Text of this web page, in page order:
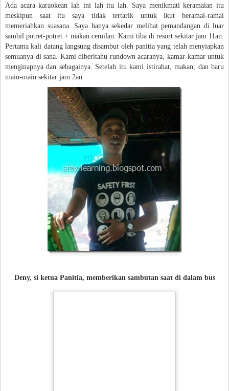
Ada acara karaokean lah ini lah itu lah. Saya menikmati keramaian itu
meskipun saat itu saya tidak tertarik untuk ikut beramai-ramai
memeriahkan suasana. Saya hanya sekedar melihat pemandangan di luar
sambil potret-potret + makan cemilan. Kami tiba di resort sekitar jam 11an.
Pertama kali datang langsung disambut oleh panitia yang telah menyiapkan
semuanya di sana. Kami diberitahu rundown acaranya, kamar-kamar untuk
menginapnya dan sebagainya. Setelah itu kami istirahat, makan, dan baru
main-main sekitar jam 2an.
Deny, si ketua Panitia, memberikan sambutan saat di dalam bus